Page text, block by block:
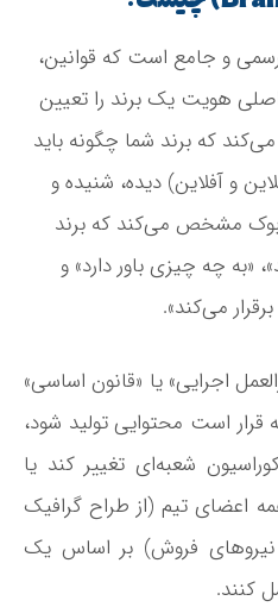
و جامع است که قوانین،
هویت یک برند را تعیین
که برند شما چگونه باید
و آفلاین) دیده، شنیده و
مشخص می‌کند که برند
«به چه چیزی باور دارد» و
می‌کند».
اجرایی» یا «قانون اساسی»
قرار است محتوایی تولید شود،
شعبه‌ای تغییر کند یا
اعضای تیم (از طراح گرافیک
و نیروهای فروش) بر اساس یک
کنند.